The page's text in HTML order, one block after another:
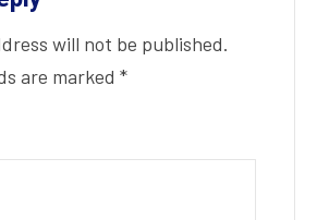
will not be published.
are marked *